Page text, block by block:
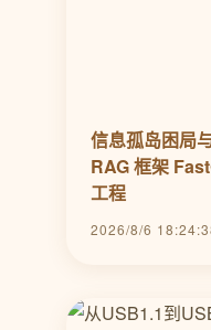
信息孤岛困局
RAG 框架
工程
2026/8/6